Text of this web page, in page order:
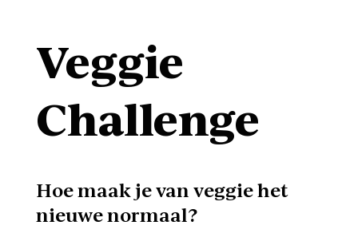
Veggie
Challenge
Hoe maak je van veggie het
nieuwe normaal?